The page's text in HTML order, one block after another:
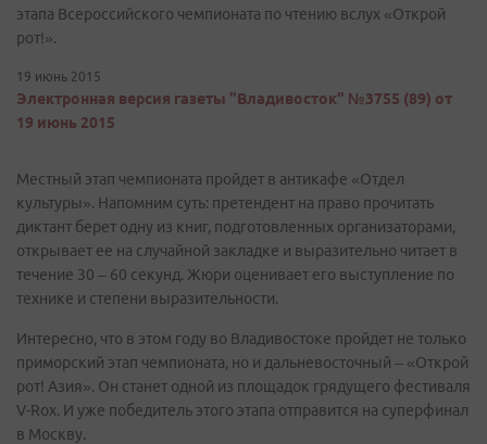
этапа Всероссийского чемпионата по чтению вслух «Открой
рот!».
19 июнь 2015
Электронная версия газеты "Владивосток" №3755 (89) от
19 июнь 2015
Местный этап чемпионата пройдет в антикафе «Отдел
культуры». Напомним суть: претендент на право прочитать
диктант берет одну из книг, подготовленных организаторами,
открывает ее на случайной закладке и выразительно читает в
течение 30 – 60 секунд. Жюри оценивает его выступление по
технике и степени выразительности.
Интересно, что в этом году во Владивостоке пройдет не только
приморский этап чемпионата, но и дальневосточный – «Открой
рот! Азия». Он станет одной из площадок грядущего фестиваля
V-Rox. И уже победитель этого этапа отправится на суперфинал
в Москву.